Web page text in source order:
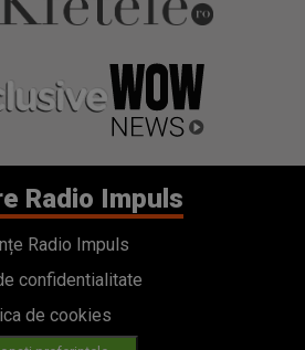
Radio Impuls
Radio Impuls
confidentialitate
de cookies